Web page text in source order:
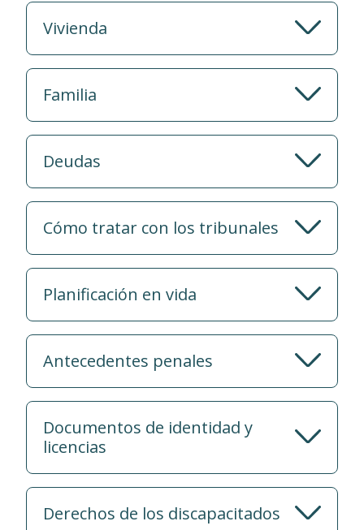
Vivienda
Familia
Deudas
Cómo tratar con los tribunales
Planificación en vida
Antecedentes penales
Documentos de identidad y
licencias
Derechos de los discapacitados